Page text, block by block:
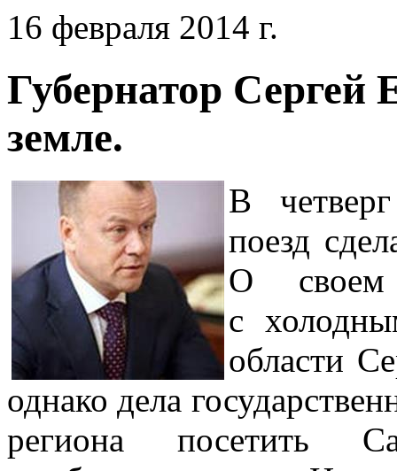
16 февраля 2014 г.
Губернатор
земле.
В
поезд
О своем
с
области
однако дела
региона посетить